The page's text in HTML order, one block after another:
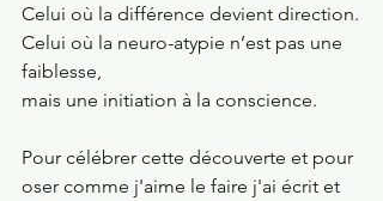
Celui où la différence devient direction.
Celui où la neuro-atypie n’est pas une
faiblesse,
mais une initiation à la conscience.
Pour célébrer cette découverte et pour
oser comme j'aime le faire j'ai écrit et